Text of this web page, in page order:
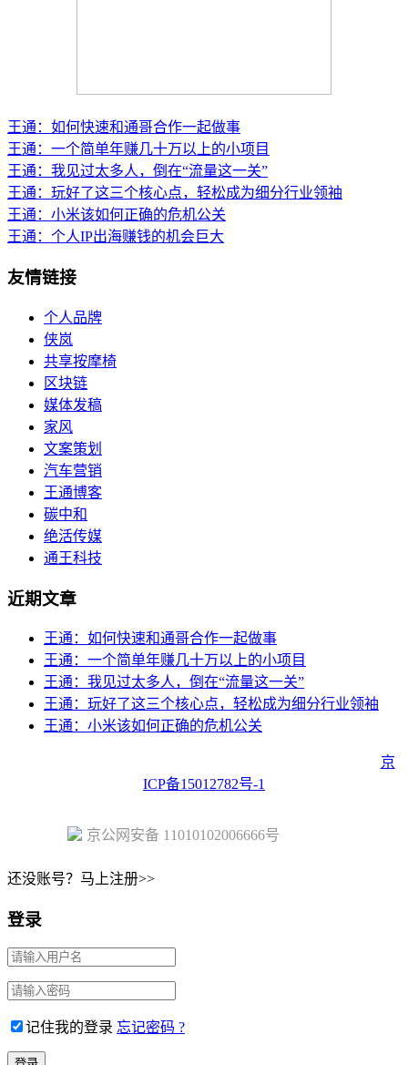
王通：如何快速和通哥合作一起做事
王通：一个简单年赚几十万以上的小项目
王通：我见过太多人，倒在“流量这一关”
王通：玩好了这三个核心点，轻松成为细分行业领袖
王通：小米该如何正确的危机公关
王通：个人IP出海赚钱的机会巨大
友情链接
个人品牌
侠岚
共享按摩椅
区块链
媒体发稿
家风
文案策划
汽车营销
王通博客
碳中和
绝活传媒
通王科技
近期文章
王通：如何快速和通哥合作一起做事
王通：一个简单年赚几十万以上的小项目
王通：我见过太多人，倒在“流量这一关”
王通：玩好了这三个核心点，轻松成为细分行业领袖
王通：小米该如何正确的危机公关
京
ICP备15012782号-1
京公网安备 11010102006666号
还没账号？马上注册>>
登录
记住我的登录 忘记密码 ?